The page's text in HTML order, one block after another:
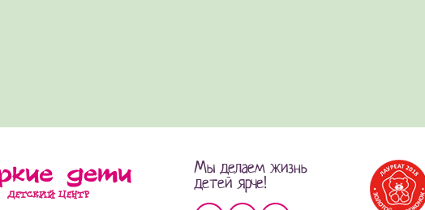
Мы делаем жизнь
детей ярче!